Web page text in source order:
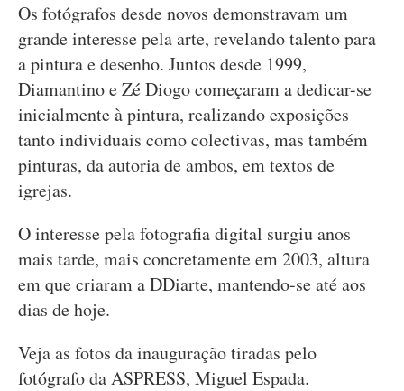
Os fotógrafos desde novos demonstravam um
grande interesse pela arte, revelando talento para
a pintura e desenho. Juntos desde 1999,
Diamantino e Zé Diogo começaram a dedicar-se
inicialmente à pintura, realizando exposições
tanto individuais como colectivas, mas também
pinturas, da autoria de ambos, em textos de
igrejas.
O interesse pela fotografia digital surgiu anos
mais tarde, mais concretamente em 2003, altura
em que criaram a DDiarte, mantendo-se até aos
dias de hoje.
Veja as fotos da inauguração tiradas pelo
fotógrafo da ASPRESS, Miguel Espada.